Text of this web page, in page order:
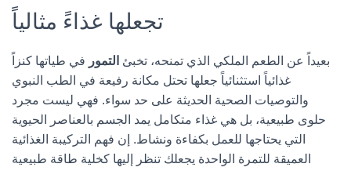
تجعلها غذاءً مثالياً
بعيداً عن الطعم الملكي الذي تمنحه، تخبئ التمور في طياتها كنزاً
غذائياً استثنائياً جعلها تحتل مكانة رفيعة في الطب النبوي
والتوصيات الصحية الحديثة على حد سواء. فهي ليست مجرد
حلوى طبيعية، بل هي غذاء متكامل يمد الجسم بالعناصر الحيوية
التي يحتاجها للعمل بكفاءة ونشاط. إن فهم التركيبة الغذائية
العميقة للتمرة الواحدة يجعلك تنظر إليها كخلية طاقة طبيعية